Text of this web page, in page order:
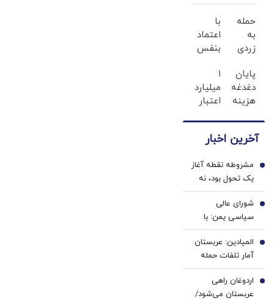
حمله
به
زردی
ها با
ژل
سفید
خرید40%تخفیف
با
اعتماد
بنفس
بزن
(ژل
سفیدکننده
پایان
دغدغه
هزینه
پزشکی
سفید
کننده
خانگی
۱
میلیارد
اعتبار
بدون
و چک
آخرین اخبار
مشروطه نقطه آغاز
یک تحول بود، نه
پایان | تجربه
خواست تجدد با
عقل عقلایی |
مشروطه ایرانی
تقلید از غرب نبود
1
شورای عالی
سیاسی یمن: با
محاصره و تشدید
تنش، مقابله به
مثل می‌کنیم
2
المیادین: عربستان
آمار تلفات حمله
انصارالله را محرمانه
کرد
3
اردوغان راهی
عربستان می‌شود/
4